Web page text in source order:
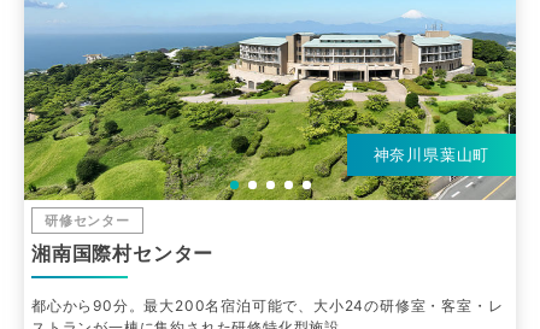
神奈川県葉山町
研修センター
湘南国際村センター
都心から90分。最大200名宿泊可能で、大小24の研修室・客室・レ